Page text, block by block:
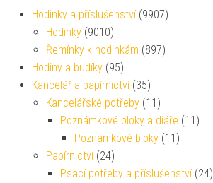
Hodinky a příslušenství (9907)
Hodinky (9010)
Řemínky k hodinkám (897)
Hodiny a budíky (95)
Kancelář a papírnictví (35)
Kancelářské potřeby (11)
Poznámkové bloky a diáře (11)
Poznámkové bloky (11)
Papírnictví (24)
Psací potřeby a příslušenství (24)